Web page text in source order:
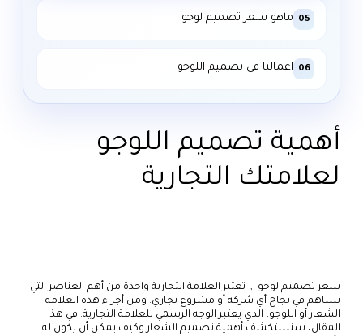
05 ماهو سعر تصميم لوجو
06 اعمالنا فى تصميم اللوجو
أهمية تصميم اللوجو
لعلامتك التجارية
سعر تصميم لوجو , تعتبر العلامة التجارية واحدة من أهم العناصر التي
تساهم في نجاح أي شركة أو مشروع تجاري. ومن أجزاء هذه العلامة
الشعار أو اللوجو، الذي يعتبر الوجه الرسمي للعلامة التجارية. في هذا
المقال، سنستكشف أهمية تصميم الشعار وكيف يمكن أن يكون له